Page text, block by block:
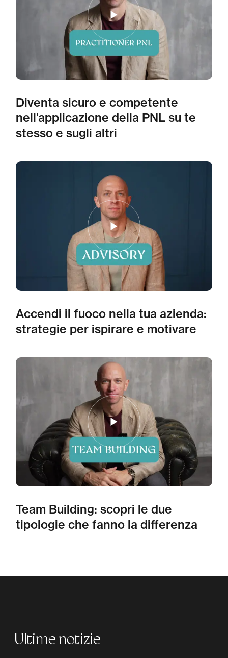
Diventa sicuro e competente
nell’applicazione della PNL su te
stesso e sugli altri
Accendi il fuoco nella tua azienda:
strategie per ispirare e motivare
Team Building: scopri le due
tipologie che fanno la differenza
Ultime notizie